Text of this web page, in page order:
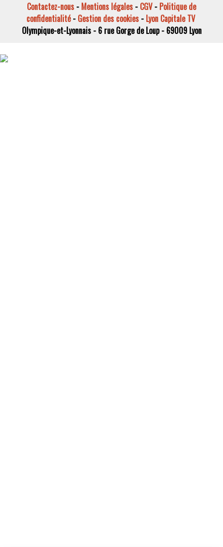
Contactez-nous - Mentions légales - CGV- Politique de
confidentialité- Gestion des cookies- Lyon Capitale TV
Olympique-et-Lyonnais - 6 rue Gorge de Loup - 69009 Lyon